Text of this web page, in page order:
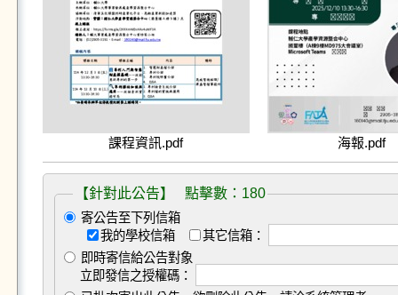
課程資訊.pdf 海報.pdf
【針對此公告】 點擊數：180
寄公告至下列信箱
我的學校信箱
其它信箱：
即時寄信給公告對象
立即發信之授權碼：